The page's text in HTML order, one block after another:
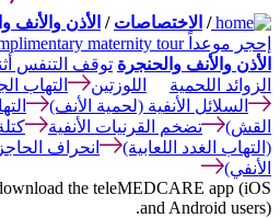
/ الاختصاصات / الأذن والأنف
إحجر موعداًmaternity tour!
الأذن والأنف والحنجرة توقف التنفس
الزوائد اللحمية
اللوزتين التهاب
السلائل الأنفية (لحمية الأنف)
القش)
تضخم القرنيات الأنفية
(التهاب الغدد اللعابية)
انحراف
الأنفي)
the teleMEDCARE app (iOS
and Android users).